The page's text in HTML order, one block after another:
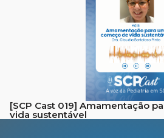
[SCP Cast 019] Amamentação
vida sustentável